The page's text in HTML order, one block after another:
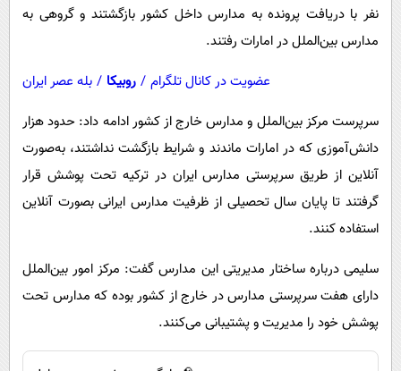
نفر با دریافت پرونده به مدارس داخل کشور بازگشتند و گروهی به
مدارس بین‌الملل در امارات رفتند.
عضویت در کانال تلگرام / روبیکا / بله عصر ایران
سرپرست مرکز بین‌الملل و مدارس خارج از کشور ادامه داد: حدود هزار
دانش‌آموزی که در امارات ماندند و شرایط بازگشت نداشتند، به‌صورت
آنلاین از طریق سرپرستی مدارس ایران در ترکیه تحت پوشش قرار
گرفتند تا پایان سال تحصیلی از ظرفیت مدارس ایرانی بصورت آنلاین
استفاده کنند.
سلیمی درباره ساختار مدیریتی این مدارس گفت: مرکز امور بین‌الملل
دارای هفت سرپرستی مدارس در خارج از کشور بوده که مدارس تحت
پوشش خود را مدیریت و پشتیبانی می‌کنند.